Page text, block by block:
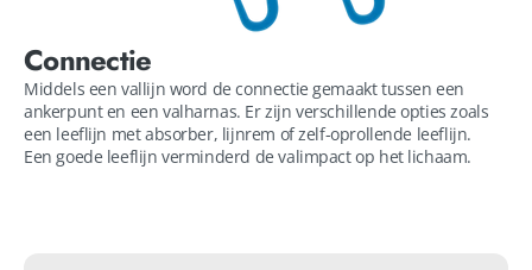
Connectie
Middels een vallijn word de connectie gemaakt tussen een
ankerpunt en een valharnas. Er zijn verschillende opties zoals
een leeflijn met absorber, lijnrem of zelf-oprollende leeflijn.
Een goede leeflijn verminderd de valimpact op het lichaam.